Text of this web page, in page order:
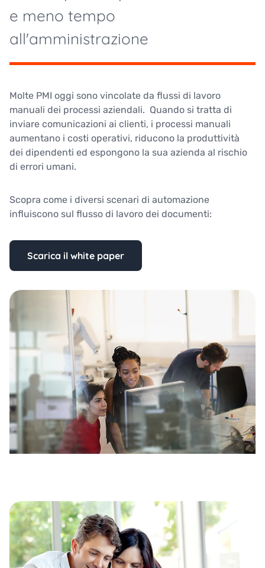
e meno tempo
all'amministrazione
Molte PMI oggi sono vincolate da flussi di lavoro
manuali dei processi aziendali. Quando si tratta di
inviare comunicazioni ai clienti, i processi manuali
aumentano i costi operativi, riducono la produttività
dei dipendenti ed espongono la sua azienda al rischio
di errori umani.
Scopra come i diversi scenari di automazione
influiscono sul flusso di lavoro dei documenti:
Scarica il white paper